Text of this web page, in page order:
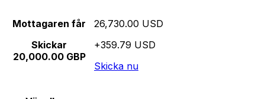
Mottagaren får
Skickar
20,000.00 GBP
26,730.00 USD
+359.79 USD
Skicka nu